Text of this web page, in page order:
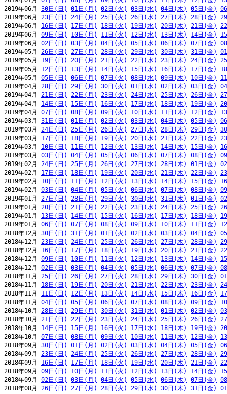
2019年06月 30日(日) 01日(月) 02日(火) 03日(水) 04日(木) 05日(金)
2019年06月 23日(日) 24日(月) 25日(火) 26日(水) 27日(木) 28日(金)
2019年06月 16日(日) 17日(月) 18日(火) 19日(水) 20日(木) 21日(金)
2019年06月 09日(日) 10日(月) 11日(火) 12日(水) 13日(木) 14日(金)
2019年06月 02日(日) 03日(月) 04日(火) 05日(水) 06日(木) 07日(金)
2019年05月 26日(日) 27日(月) 28日(火) 29日(水) 30日(木) 31日(金)
2019年05月 19日(日) 20日(月) 21日(火) 22日(水) 23日(木) 24日(金)
2019年05月 12日(日) 13日(月) 14日(火) 15日(水) 16日(木) 17日(金)
2019年05月 05日(日) 06日(月) 07日(火) 08日(水) 09日(木) 10日(金)
2019年04月 28日(日) 29日(月) 30日(火) 01日(水) 02日(木) 03日(金)
2019年04月 21日(日) 22日(月) 23日(火) 24日(水) 25日(木) 26日(金)
2019年04月 14日(日) 15日(月) 16日(火) 17日(水) 18日(木) 19日(金)
2019年04月 07日(日) 08日(月) 09日(火) 10日(水) 11日(木) 12日(金)
2019年03月 31日(日) 01日(月) 02日(火) 03日(水) 04日(木) 05日(金)
2019年03月 24日(日) 25日(月) 26日(火) 27日(水) 28日(木) 29日(金)
2019年03月 17日(日) 18日(月) 19日(火) 20日(水) 21日(木) 22日(金)
2019年03月 10日(日) 11日(月) 12日(火) 13日(水) 14日(木) 15日(金)
2019年03月 03日(日) 04日(月) 05日(火) 06日(水) 07日(木) 08日(金)
2019年02月 24日(日) 25日(月) 26日(火) 27日(水) 28日(木) 01日(金)
2019年02月 17日(日) 18日(月) 19日(火) 20日(水) 21日(木) 22日(金)
2019年02月 10日(日) 11日(月) 12日(火) 13日(水) 14日(木) 15日(金)
2019年02月 03日(日) 04日(月) 05日(火) 06日(水) 07日(木) 08日(金)
2019年01月 27日(日) 28日(月) 29日(火) 30日(水) 31日(木) 01日(金)
2019年01月 20日(日) 21日(月) 22日(火) 23日(水) 24日(木) 25日(金)
2019年01月 13日(日) 14日(月) 15日(火) 16日(水) 17日(木) 18日(金)
2019年01月 06日(日) 07日(月) 08日(火) 09日(水) 10日(木) 11日(金)
2018年12月 30日(日) 31日(月) 01日(火) 02日(水) 03日(木) 04日(金)
2018年12月 23日(日) 24日(月) 25日(火) 26日(水) 27日(木) 28日(金)
2018年12月 16日(日) 17日(月) 18日(火) 19日(水) 20日(木) 21日(金)
2018年12月 09日(日) 10日(月) 11日(火) 12日(水) 13日(木) 14日(金)
2018年12月 02日(日) 03日(月) 04日(火) 05日(水) 06日(木) 07日(金)
2018年11月 25日(日) 26日(月) 27日(火) 28日(水) 29日(木) 30日(金)
2018年11月 18日(日) 19日(月) 20日(火) 21日(水) 22日(木) 23日(金)
2018年11月 11日(日) 12日(月) 13日(火) 14日(水) 15日(木) 16日(金)
2018年11月 04日(日) 05日(月) 06日(火) 07日(水) 08日(木) 09日(金)
2018年10月 28日(日) 29日(月) 30日(火) 31日(水) 01日(木) 02日(金)
2018年10月 21日(日) 22日(月) 23日(火) 24日(水) 25日(木) 26日(金)
2018年10月 14日(日) 15日(月) 16日(火) 17日(水) 18日(木) 19日(金)
2018年10月 07日(日) 08日(月) 09日(火) 10日(水) 11日(木) 12日(金)
2018年09月 30日(日) 01日(月) 02日(火) 03日(水) 04日(木) 05日(金)
2018年09月 23日(日) 24日(月) 25日(火) 26日(水) 27日(木) 28日(金)
2018年09月 16日(日) 17日(月) 18日(火) 19日(水) 20日(木) 21日(金)
2018年09月 09日(日) 10日(月) 11日(火) 12日(水) 13日(木) 14日(金)
2018年09月 02日(日) 03日(月) 04日(火) 05日(水) 06日(木) 07日(金)
2018年08月 26日(日) 27日(月) 28日(火) 29日(水) 30日(木) 31日(金)